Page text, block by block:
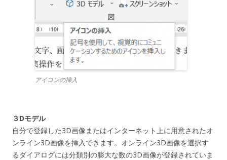
アイコンの挿入
３Dモデル
自分で登録した3D画像またはインターネット上に用意されたオ
ンライン3D画像を挿入できます。オンライン3D画像を選択す
るダイアログには分類別の膨大な数の3D画像が登録されていま